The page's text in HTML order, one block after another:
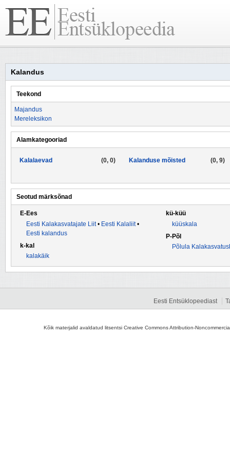
Kalandus
Teekond
Majandus
Mereleksikon
Alamkategooriad
(0, 0)
Kalalaevad (0, 9)
Kalanduse mõisted
Seotud märksõnad
E-Ees
Eesti Kalakasvatajate Liit• Eesti Kalaliit•
Eesti kalandus
k-kal
kalakäik
kü-küü
küüskala
P-Põl
Põlula
Eesti Entsüklopeediast
Kõik materjalid avaldatud litsentsi Creative Commons Attribution-